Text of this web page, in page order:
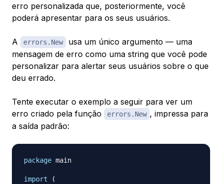
erro personalizada que, posteriormente, você
poderá apresentar para os seus usuários.
A errors.New
usa um único argumento — uma
mensagem de erro como uma string que você pode
personalizar para alertar seus usuários sobre o que
deu errado.
Tente executar o exemplo a seguir para ver um
erro criado pela função
errors.New , impressa para
a saída padrão:
package main
import
(